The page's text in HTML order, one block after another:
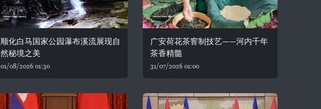
顺化白马国家公园瀑布溪流展现自
然秘境之美
01/08/2026 01:30
广安荷花茶窨制技艺——河内千年
茶香精髓
31/07/2026 01:00